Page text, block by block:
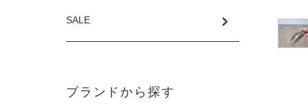
SALE
ブランドから探す